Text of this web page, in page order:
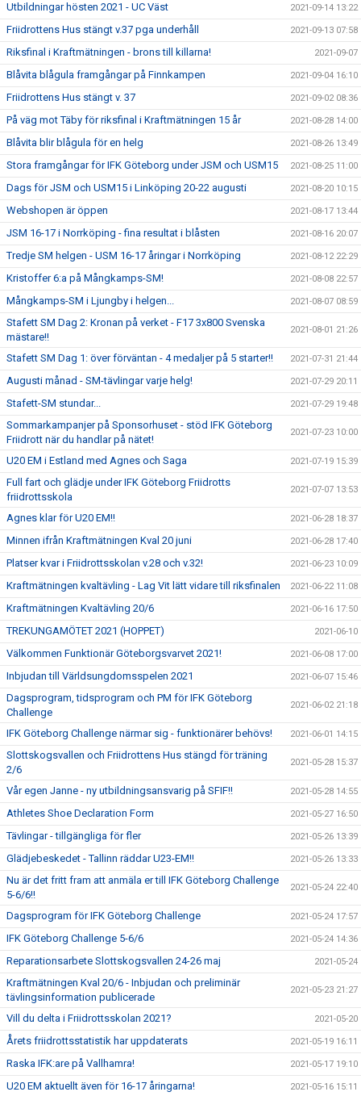
Utbildningar hösten 2021 - UC Väst 2021-09-14 13:22
Friidrottens Hus stängt v.37 pga underhåll 2021-09-13 07:58
Riksfinal i Kraftmätningen - brons till killarna! 2021-09-07
Blåvita blågula framgångar på Finnkampen 2021-09-04 16:10
Friidrottens Hus stängt v. 37 2021-09-02 08:36
På väg mot Täby för riksfinal i Kraftmätningen 15 år 2021-08-28 14:00
Blåvita blir blågula för en helg 2021-08-26 13:49
Stora framgångar för IFK Göteborg under JSM och USM15 2021-08-25 11:00
Dags för JSM och USM15 i Linköping 20-22 augusti 2021-08-20 10:15
Webshopen är öppen 2021-08-17 13:44
JSM 16-17 i Norrköping - fina resultat i blåsten 2021-08-16 20:07
Tredje SM helgen - USM 16-17 åringar i Norrköping 2021-08-12 22:29
Kristoffer 6:a på Mångkamps-SM! 2021-08-08 22:57
Mångkamps-SM i Ljungby i helgen... 2021-08-07 08:59
Stafett SM Dag 2: Kronan på verket - F17 3x800 Svenska
mästare!!
2021-08-01 21:26
Stafett SM Dag 1: över förväntan - 4 medaljer på 5 starter!! 2021-07-31 21:44
Augusti månad - SM-tävlingar varje helg! 2021-07-29 20:11
Stafett-SM stundar... 2021-07-29 19:48
Sommarkampanjer på Sponsorhuset - stöd IFK Göteborg
Friidrott när du handlar på nätet!
2021-07-23 10:00
U20 EM i Estland med Agnes och Saga 2021-07-19 15:39
Full fart och glädje under IFK Göteborg Friidrotts
friidrottsskola
2021-07-07 13:53
Agnes klar för U20 EM!! 2021-06-28 18:37
Minnen ifrån Kraftmätningen Kval 20 juni 2021-06-28 17:40
Platser kvar i Friidrottsskolan v.28 och v.32! 2021-06-23 10:09
Kraftmätningen kvaltävling - Lag Vit lätt vidare till riksfinalen 2021-06-22 11:08
Kraftmätningen Kvaltävling 20/6 2021-06-16 17:50
TREKUNGAMÖTET 2021 (HOPPET) 2021-06-10
Välkommen Funktionär Göteborgsvarvet 2021! 2021-06-08 17:00
Inbjudan till Världsungdomsspelen 2021 2021-06-07 15:46
Dagsprogram, tidsprogram och PM för IFK Göteborg
Challenge
2021-06-02 21:18
IFK Göteborg Challenge närmar sig - funktionärer behövs! 2021-06-01 14:15
Slottskogsvallen och Friidrottens Hus stängd för träning
2/6
2021-05-28 15:37
Vår egen Janne - ny utbildningsansvarig på SFIF!! 2021-05-28 14:55
Athletes Shoe Declaration Form 2021-05-27 16:50
Tävlingar - tillgängliga för fler 2021-05-26 13:39
Glädjebeskedet - Tallinn räddar U23-EM!! 2021-05-26 13:33
Nu är det fritt fram att anmäla er till IFK Göteborg Challenge
5-6/6!!
2021-05-24 22:40
Dagsprogram för IFK Göteborg Challenge 2021-05-24 17:57
IFK Göteborg Challenge 5-6/6 2021-05-24 14:36
Reparationsarbete Slottskogsvallen 24-26 maj 2021-05-24
Kraftmätningen Kval 20/6 - Inbjudan och preliminär
tävlingsinformation publicerade
2021-05-23 21:27
Vill du delta i Friidrottsskolan 2021? 2021-05-20
Årets friidrottsstatistik har uppdaterats 2021-05-19 16:11
Raska IFK:are på Vallhamra! 2021-05-17 19:10
U20 EM aktuellt även för 16-17 åringarna! 2021-05-16 15:11